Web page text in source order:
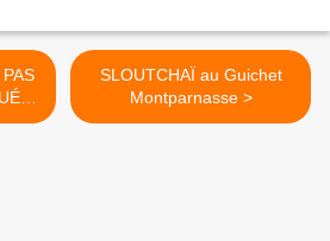
SLOUTCHAÏ au Guichet
Montparnasse >